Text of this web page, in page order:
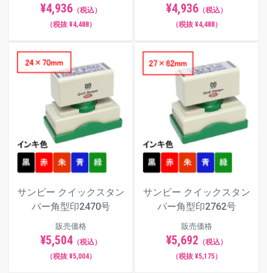
¥4,936（税込）
（税抜 ¥4,488）
¥4,936（税込）
（税抜 ¥4,488）
サンビー クイックスタン
パー角型印2470号
販売価格
¥5,504（税込）
（税抜 ¥5,004）
サンビー クイックスタン
パー角型印2762号
販売価格
¥5,692 （税込）
（税抜 ¥5,175）